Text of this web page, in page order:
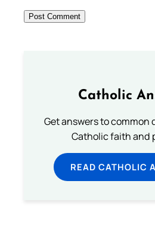
Catholic
Get answers to common
Catholic faith and
READ CATHOLIC